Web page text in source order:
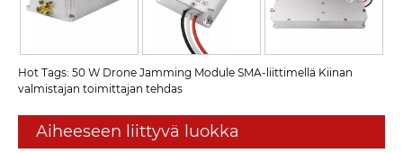
Hot Tags: 50 W Drone Jamming Module SMA-liittimellä Kiinan
valmistajan toimittajan tehdas
Aiheeseen liittyvä luokka